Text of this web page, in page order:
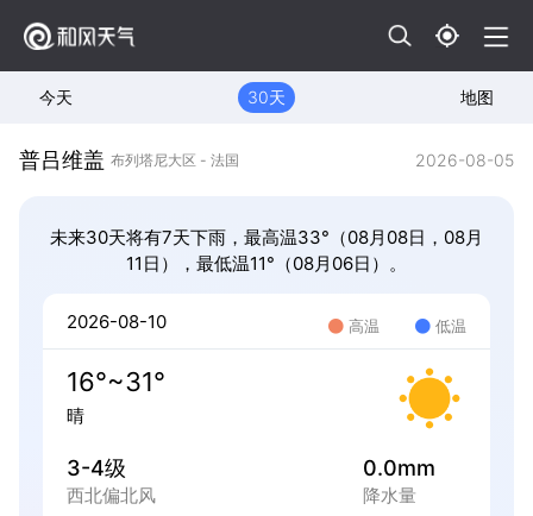
今天 30天 地图
普吕维盖 布列塔尼大区 - 法国 2026-08-05
未来30天将有7天下雨，最高温33°（08月08日，08月
11日），最低温11°（08月06日）。
2026-08-10 高温 低温
16°~31°
晴
3-4级
西北偏北风
0.0mm
降水量